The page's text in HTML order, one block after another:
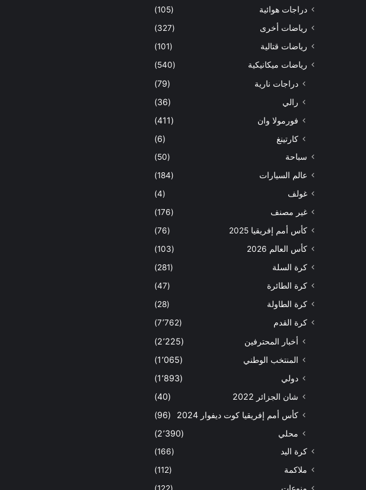
دراجات هوائية
(105)
رياضات أخرى
(327)
رياضات قتالية
(101)
رياضات ميكانيكية
(540)
دراجات نارية
(79)
رالي
(36)
فورمولا وان
(411)
كارتينغ
(6)
سباحة
(50)
عالم السيارات
(184)
غولف
(4)
غير مصنف
(176)
كأس أمم إفريقيا 2025
(76)
كأس العالم 2026
(103)
كرة السلة
(281)
كرة الطائرة
(47)
كرة الطاولة
(28)
كرة القدم
(7٬762)
أخبار المحترفين
(2٬225)
المنتخب الوطني
(1٬065)
دولي
(1٬893)
شان الجزائر 2022
(40)
كأس أمم إفريقيا كوت ديفوار 2024
(96)
محلي
(2٬390)
كرة اليد
(166)
ملاكمة
(112)